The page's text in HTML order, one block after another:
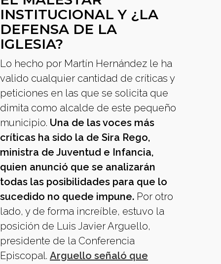
INSTITUCIONAL Y ¿LA
DEFENSA DE LA
IGLESIA?
Lo hecho por Martín Hernández le ha
valido cualquier cantidad de críticas y
peticiones en las que se solicita que
dimita como alcalde de este pequeño
municipio. Una de las voces más
críticas ha sido la de Sira Rego,
ministra de Juventud e Infancia,
quien anunció que se analizarán
todas las posibilidades para que lo
sucedido no quede impune. Por otro
lado, y de forma increíble, estuvo la
posición de Luis Javier Arguello,
presidente de la Conferencia
Episcopal. Arguello señaló que